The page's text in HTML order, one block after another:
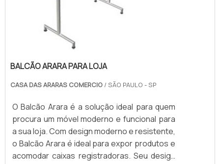
BALCÃO ARARA PARA LOJA
CASA DAS ARARAS COMERCIO / SÃO PAULO - SP
O Balcão Arara é a solução ideal para quem
procura um móvel moderno e funcional para
a sua loja. Com design moderno e resistente,
o Balcão Arara é ideal para expor produtos e
acomodar caixas registradoras. Seu design